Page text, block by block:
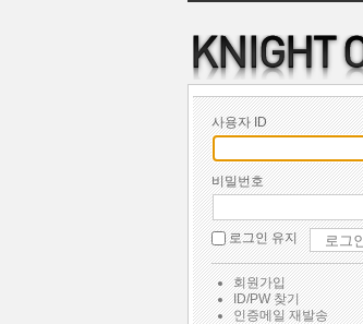
사용자 ID
비밀번호
로그인 유지
회원가입
ID/PW 찾기
인증메일 재발송